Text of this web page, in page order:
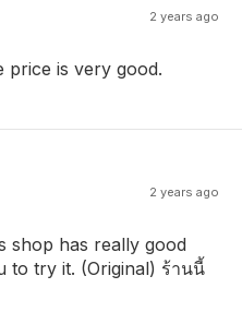
2 years ago
price is very good.
2 years ago
shop has really good
to try it. (Original) ร้านนี้